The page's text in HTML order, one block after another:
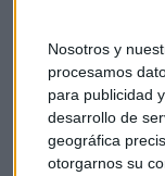
Nosotros y
procesamos
para publicidad
desarrollo de
geográfica
otorgarnos su